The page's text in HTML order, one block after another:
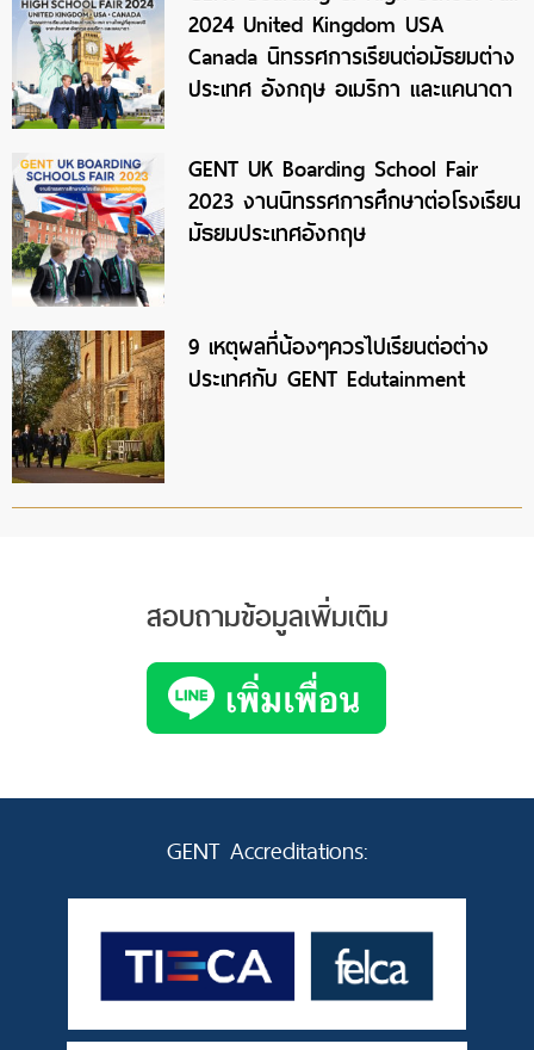
2024 United Kingdom USA
Canada นิทรรศการเรียนต่อมัธยมต่าง
ประเทศ อังกฤษ อเมริกา และแคนาดา
GENT UK Boarding School Fair
2023 งานนิทรรศการศึกษาต่อโรงเรียน
มัธยมประเทศอังกฤษ
9 เหตุผลที่น้องๆควรไปเรียนต่อต่าง
ประเทศกับ GENT Edutainment
สอบถามข้อมูลเพิ่มเติม
GENT Accreditations: